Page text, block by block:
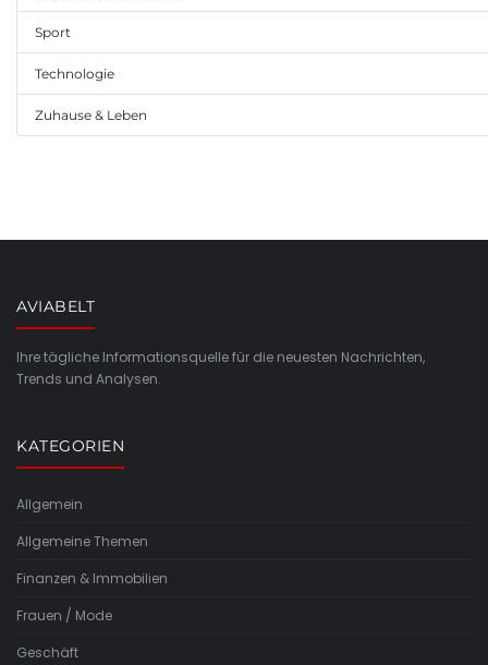
Sport
Technologie
Zuhause & Leben
AVIABELT
Ihre tägliche Informationsquelle für die neuesten Nachrichten,
Trends und Analysen.
KATEGORIEN
Allgemein
Allgemeine Themen
Finanzen & Immobilien
Frauen / Mode
Geschäft